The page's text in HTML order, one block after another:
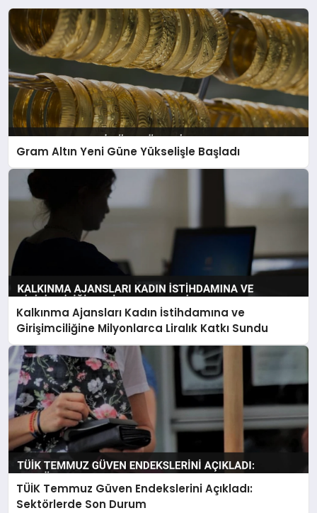
Gram Altın Yeni Güne Yükselişle Başladı
Kalkınma Ajansları Kadın İstihdamına ve
Girişimciliğine Milyonlarca Liralık Katkı Sundu
TÜİK Temmuz Güven Endekslerini Açıkladı:
Sektörlerde Son Durum